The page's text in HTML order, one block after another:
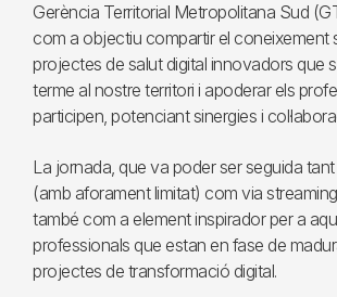
Gerència Territorial Metropolitana Sud
com a objectiu compartir el coneixement
projectes de salut digital innovadors que
terme al nostre territori i apoderar els
participen, potenciant sinergies i
La jornada, que va poder ser seguida
(amb aforament limitat) com via
també com a element inspirador per a
professionals que estan en fase de
projectes de transformació digital.